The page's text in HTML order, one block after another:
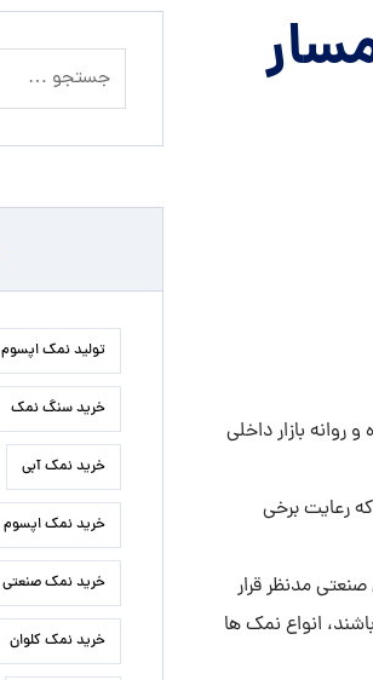
روانه بازار داخلی
رعایت برخی
مدنظر قرار
انواع نمک ها
تولید نمک اپسوم
خرید سنگ نمک
خرید نمک آبی
خرید نمک اپسوم
خرید نمک صنعتی
خرید نمک کلوان